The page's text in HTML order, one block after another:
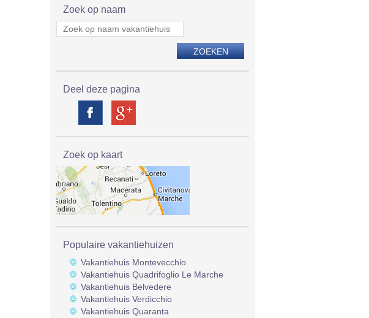
Zoek op naam
Deel deze pagina
Zoek op kaart
Populaire vakantiehuizen
Vakantiehuis Montevecchio
Vakantiehuis Quadrifoglio Le Marche
Vakantiehuis Belvedere
Vakantiehuis Verdicchio
Vakantiehuis Quaranta